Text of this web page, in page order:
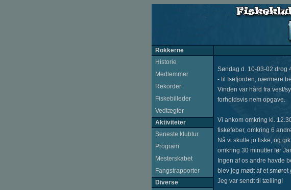
Rokkerne
Historie
Medlemmer
Rekorder
Fiskebilleder
Vedtægter
Aktiviteter
Seneste klubtur
Program
Mesterskabet
Fangstrapporter
Diverse
Søndag d. 10-03-02 drog
- til Isefjorden, nærmere
Vinden var hård fra vest/
forholdsvis nem opgave.
Vi ankom omkring kl.
fiskefeber, omkring 6
Nå vi skulle jo fiske, og
omkring 30 minutter før
Ingen af os andre havde
blev jeg mødt af et
Jeg var sendt til tælling!